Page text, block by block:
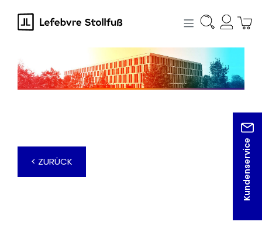
springen
Kundenservice
< ZURÜCK